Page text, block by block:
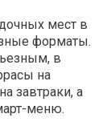
мест в
форматы.
в
на
завтраки, а
меню.